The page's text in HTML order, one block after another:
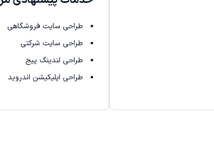
طراحی سایت فروشگاهی
طراحی سایت شرکتی
طراحی لندینگ پیج
طراحی اپلیکیشن اندروید